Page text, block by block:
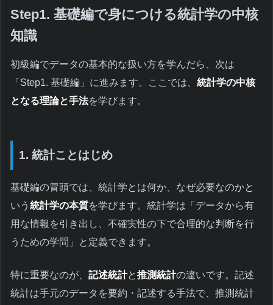
Step1. 基礎編で身につける統計学の中核
知識
初級編でデータの基本的な扱い方を学んだら、次は
「Step1. 基礎編」に進みます。ここでは、 統計学の中核
となる理論と手法を学びます。
1. 統計ことはじめ
基礎編の冒頭では、統計学とは何か、なぜ必要なのかと
いう 統計学の本質を学びます。統計学は「データから有
用な情報を引き出し、不確実性の下で合理的な判断を行
うための学問」と定義できます。
特に重要なのが、 記述統計と推測統計の違いです。記述
統計は手元のデータを要約・記述する手法で、推測統計